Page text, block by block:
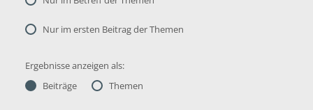
Nur im ersten Beitrag der Themen
Ergebnisse anzeigen als:
Beiträge
Themen